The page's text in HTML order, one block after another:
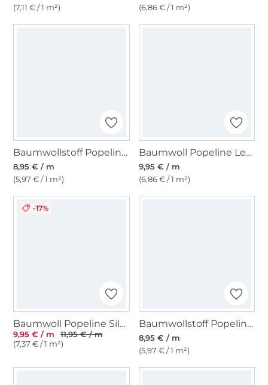
(7,11 € / 1 m²) (6,86 € / 1 m²)
Baumwollstoff Popeline mittelgrün
8,95 € / m
(5,97 € / 1 m²)
Baumwoll Popeline Leo Lovers, lila
9,95 € / m
(6,86 € / 1 m²)
-17%
Baumwoll Popeline Silver Stars, marine
9,95 € / m
11,95 € / m
(7,37 € / 1 m²)
Baumwollstoff Popeline zitronengelb
8,95 € / m
(5,97 € / 1 m²)